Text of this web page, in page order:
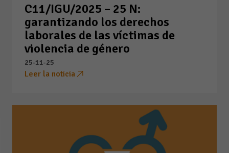
C11/IGU/2025 – 25 N:
garantizando los derechos
laborales de las víctimas de
violencia de género
25-11-25
Leer la noticia